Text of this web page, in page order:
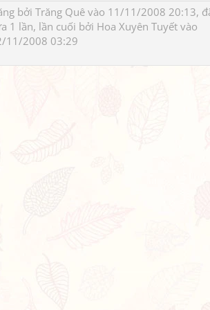
bởi Trăng Quê vào 11/11/2008 20:13,
1 lần, lần cuối bởi Hoa Xuyên Tuyết vào
11/2008 03:29